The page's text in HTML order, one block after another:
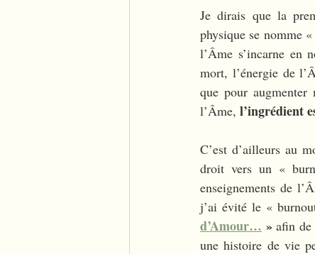
Je dirais que la
physique se nomme
l’Âme s’incarne en
mort, l’énergie de
que pour
l’Âme, l’ingrédient
C’est d’ailleurs au
droit vers un «
enseignements de
j’ai évité le «
d’Amour… » afin de
une histoire de vie